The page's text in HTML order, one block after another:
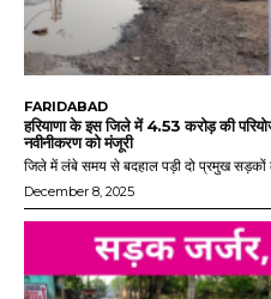
FARIDABAD
हरियाणा के इस जिले में 4.53 करोड़ की
नवीनीकरण को मंजूरी
जिले में लंबे समय से बदहाल पड़ी दो प्रमुख सड़कों
December 8, 2025